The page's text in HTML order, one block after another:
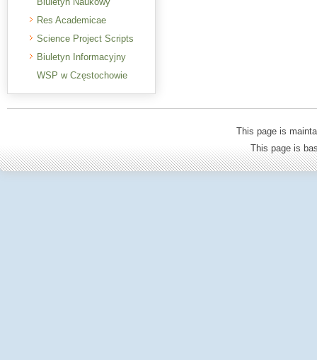
Res Academicae
Science Project Scripts
Biuletyn Informacyjny
WSP w Częstochowie
This page is
This page is